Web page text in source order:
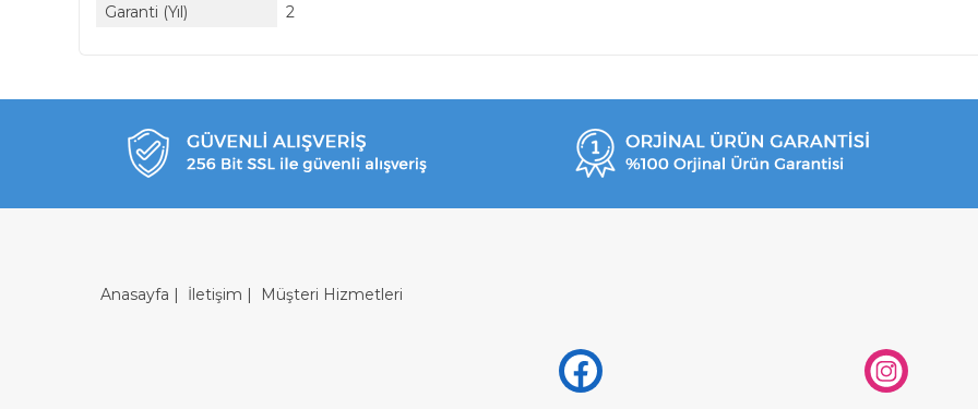
Garanti (Yıl)
2
Anasayfa | İletişim | Müşteri Hizmetleri